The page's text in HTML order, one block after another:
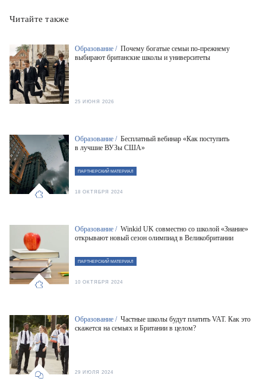
Читайте также
Образование / Почему богатые семьи по-прежнему
выбирают британские школы и университеты
25 ИЮНЯ 2026
Образование / Бесплатный вебинар «Как поступить
в лучшие ВУЗы США»
ПАРТНЕРСКИЙ МАТЕРИАЛ
18 ОКТЯБРЯ 2024
Образование / Winkid UK совместно со школой «Знание»
открывают новый сезон олимпиад в Великобритании
ПАРТНЕРСКИЙ МАТЕРИАЛ
10 ОКТЯБРЯ 2024
Образование / Частные школы будут платить VAT. Как это
скажется на семьях и Британии в целом?
29 ИЮЛЯ 2024